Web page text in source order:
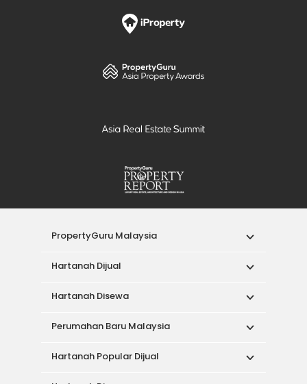
PropertyGuru Malaysia
Hartanah Dijual
Hartanah Disewa
Perumahan Baru Malaysia
Hartanah Popular Dijual